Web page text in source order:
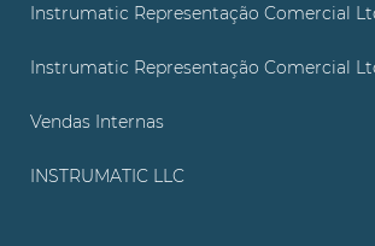
Instrumatic Representação Comercial
Instrumatic Representação Comercial
Vendas Internas
INSTRUMATIC LLC